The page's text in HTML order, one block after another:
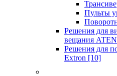
Пульты
Решения для
вещания ATEN
Решения для
Extron [10]